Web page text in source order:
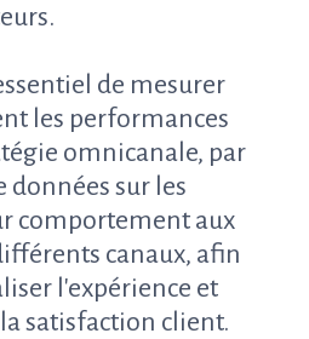
de mesurer
les performances
omnicanale, par
données sur les
comportement aux
canaux, afin
l'expérience et
satisfaction client.